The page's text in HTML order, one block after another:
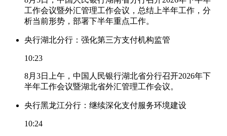
工作会议暨外汇管理工作会议，总结上半年工作，分
析当前形势，部署下半年重点工作。
央行湖北分行：强化第三方支付机构监管
10:23
8月3日上午，中国人民银行湖北省分行召开2026年下
半年工作会议暨湖北省外汇管理工作会议。
央行黑龙江分行：继续深化支付服务环境建设
10:24